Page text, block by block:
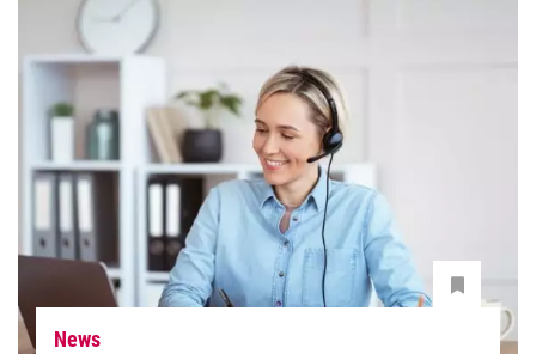
News